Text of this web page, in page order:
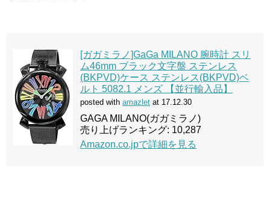
[ガガミラノ]GaGa MILANO 腕時計 スリ
ム46mm ブラック文字盤 ステンレス
(BKPVD)ケース ステンレス(BKPVD)ベ
ルト 5082.1 メンズ 【並行輸入品】
posted with amazlet at 17.12.30
GAGA MILANO(ガガミラノ)
売り上げランキング: 10,287
Amazon.co.jpで詳細を見る